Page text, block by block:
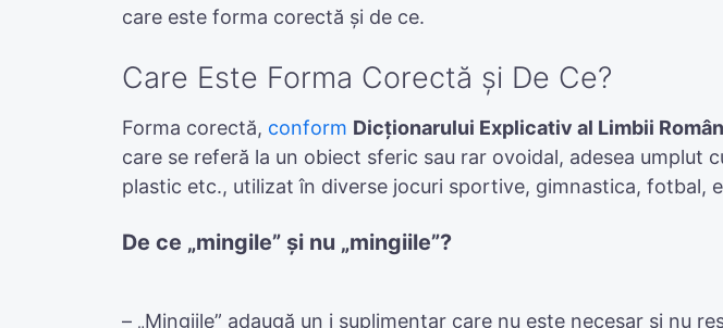
care este forma corectă și de ce.
Care Este Forma Corectă și De Ce?
Forma corectă, conform Dicționarului Explicativ al Limbii
care se referă la un obiect sferic sau rar ovoidal, adesea
plastic etc., utilizat în diverse jocuri sportive, gimnastica, fotbal,
De ce „mingile” și nu „mingiile”?
– „Mingiile” adaugă un i suplimentar care nu este necesar și nu